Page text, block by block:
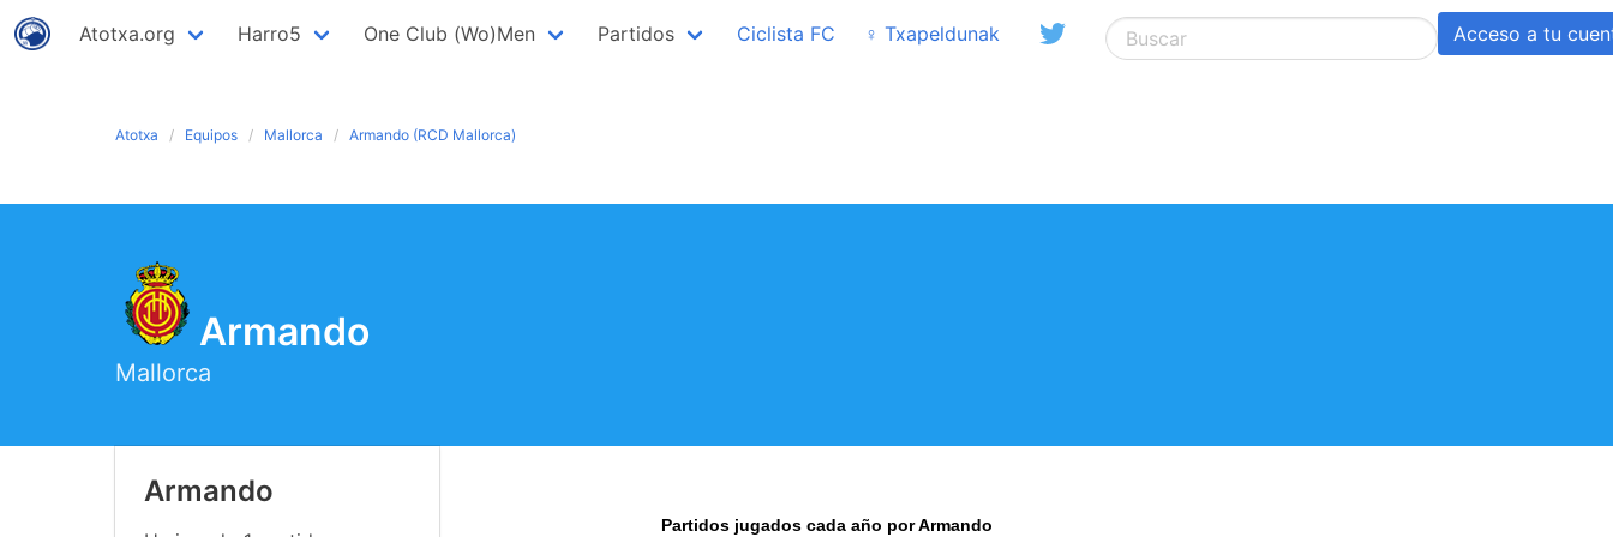
Atotxa.org Harro5 One Club (Wo)Men Partidos Ciclista FC ♀ Txapeldunak Acceso a tu
Atotxa Equipos Mallorca Armando (RCD Mallorca)
Armando
Mallorca
Armando
Partidos jugados cada año por Armando